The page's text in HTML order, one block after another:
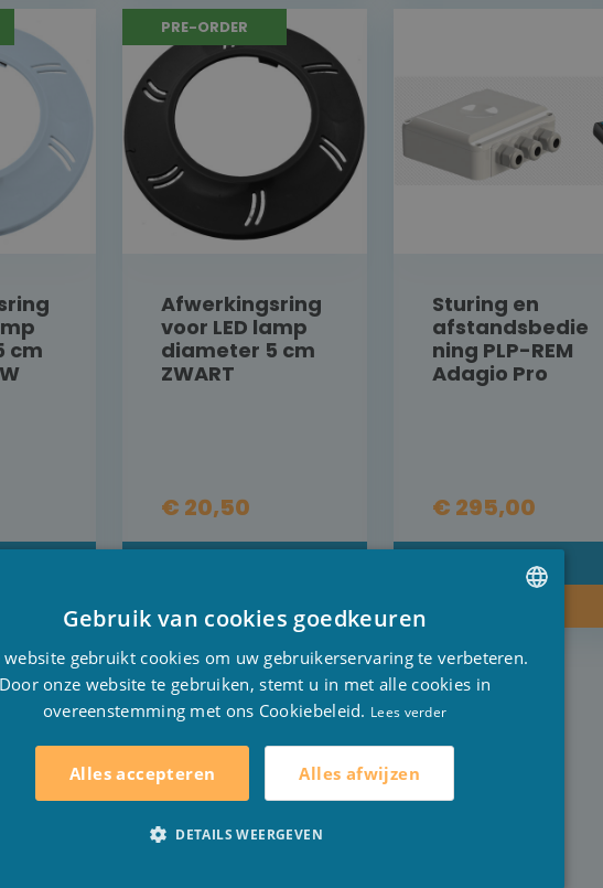
cm
PRE-ORDER
Afwerkingsring
voor LED lamp
diameter 5 cm
ZWART
€ 20,50
PRE-ORDER
Sturing en
afstandsbedie
ning PLP-REM
Adagio Pro
€ 295,00
DETAIL
Gebruik van cookies goedkeuren
website gebruikt cookies om uw gebruikerservaring te verbeteren.
Door onze website te gebruiken, stemt u in met alle cookies in
overeenstemming met ons Cookiebeleid. Lees verder
Alles accepteren Alles afwijzen
DETAILS WEERGEVEN